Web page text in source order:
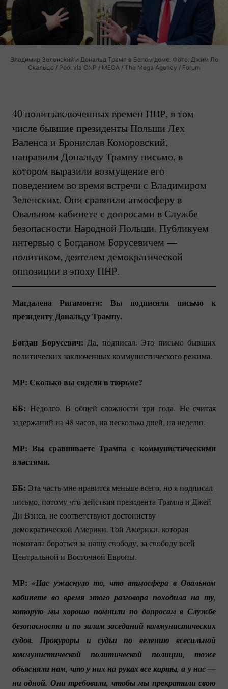
Владимир Зеленский и Дональд Трамп в Белом доме. Фото: Джим Ло
Скальцо / Pool via CNP / MEGA / The Mega Agency / Forum
40 политзаключенных времен ПНР, в том
числе бывшие президенты Польши Лех
Валенса и Бронислав Коморовский,
направили Дональду Трампу письмо, в
котором выразили возмущение его
поведением во время встречи с Владимиром
Зеленским. Они сравнили атмосферу в
Овальном кабинете с допросами в Службе
безопасности Народной Польши. Публикуем
интервью с Богданом Борусевичем —
политиком, деятелем демократической
оппозиции в эпоху ПНР.
Магдалена Ригамонти: Вы подписали письмо к
президенту Дональду Трампу.
Богдан Борусевич: Да, подписал. Это письмо бывших
политических заключенных коммунистического режима.
МР: Сколько вы сидели в тюрьме?
ББ: Недолго. В общей сложности три года. Не считая
задержаний на 48 часов, на несколько дней, на неделю.
МР: Вы сравниваете Трампа с коммунистическими
властями.
ББ: Эта часть мне нравится меньше всего, но я подписал
письмо, потому что действия президента Трампа и Джей
Ди Вэнса, не соответствуют достоинству
демократической Америки. Той Америки, которая
помогала бороться за нашу свободу, за свободу всей
Центральной и Восточной Европы.
МР:«Нас ужаснуло то, что атмосфера в Овальном
кабинете во время этого разговора походила на ту,
которую мы хорошо помнили по допросам в Службе
безопасности и по залам заседаний коммунистических
судов. Прокуроры и судьи по велению всесильной
коммунистической политической полиции, тоже
объясняли нам, что у них на руках все карты, а у нас —
ни одной. Они требовали, чтобы мы прекратили свою